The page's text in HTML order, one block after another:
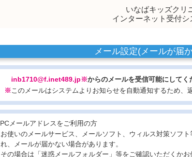
いなばキッズクリ
インターネット受付シ
メール設定(メールが届
inb1710@f.inet489.jp※からのメールを受信可能にしてく
※このメールはシステムよりお知らせを自動通知するため、
PCメールアドレスをご利用の方
お使いのメールサービス、メールソフト、ウィルス対策ソフ
れ、メールが届かない場合があります。
その場合は「迷惑メールフォルダー」等をご確認いただくか